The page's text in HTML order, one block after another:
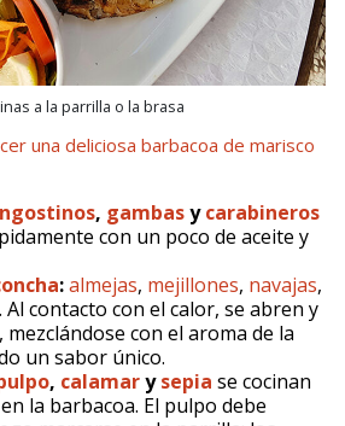
a la parrilla o la brasa
una deliciosa barbacoa de marisco
, gambasycarabineros
con un poco de aceite y
:almejas, mejillones, navajas,
. Al contacto con el calor, se abren y
con el aroma de la
un sabor único.
, calamarysepia se cocinan
la barbacoa. El pulpo debe